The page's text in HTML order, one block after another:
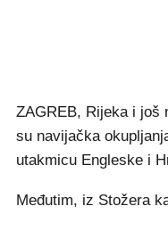
ZAGREB, Rijeka i još
su navijačka
utakmicu Engleske i
Međutim, iz Stožera